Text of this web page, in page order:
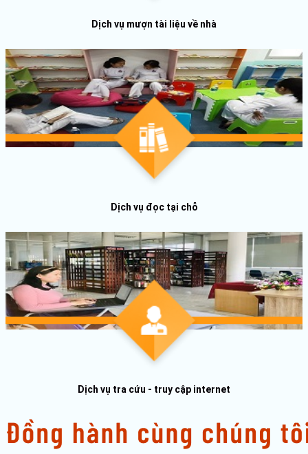
Dịch vụ mượn tài liệu về nhà
Dịch vụ đọc tại chỗ
Dịch vụ tra cứu - truy cập internet